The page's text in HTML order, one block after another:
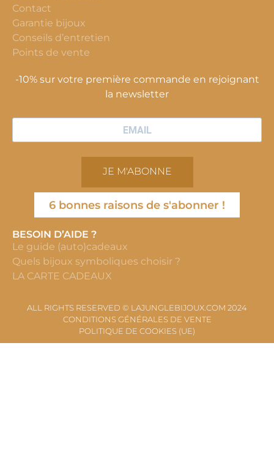
Contact
Garantie bijoux
Conseils d’entretien
Points de vente
-10% sur votre première commande en rejoignant
la newsletter
JE M'ABONNE
6 bonnes raisons de s'abonner !
BESOIN D’AIDE ?
Le guide (auto)cadeaux
Quels bijoux symboliques choisir ?
LA CARTE CADEAUX
ALL RIGHTS RESERVED © LAJUNGLEBIJOUX.COM 2024
CONDITIONS GÉNÉRALES DE VENTE
POLITIQUE DE COOKIES (UE)